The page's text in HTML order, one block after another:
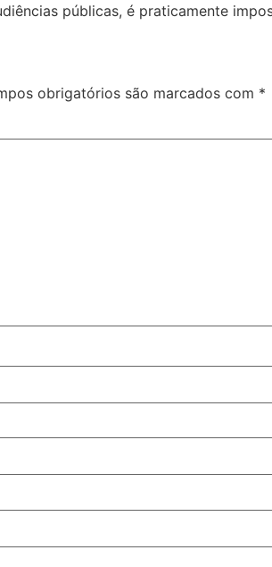
públicas, é praticamente
obrigatórios são marcados com *